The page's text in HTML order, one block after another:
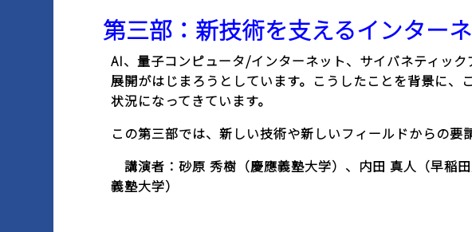
第三部：新技術を支えるインター
AI、量子コンピュータ/インターネット、サイバネティッ
展開がはじまろうとしています。こうしたことを背景に
状況になってきています。
この第三部では、新しい技術や新しいフィールドからの要
講演者：砂原 秀樹（慶應義塾大学）、内田 真人（早稲
義塾大学）